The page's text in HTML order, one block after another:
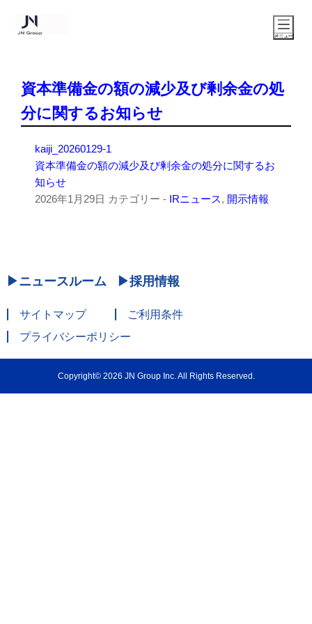
資本準備金の額の減少及び剰余金の処
分に関するお知らせ
kaiji_20260129-1
資本準備金の額の減少及び剰余金の処分に関するお
知らせ
2026年1月29日 カテゴリー - IRニュース, 開示情報
ニュースルーム 採用情報
サイトマップ
ご利用条件
プライバシーポリシー
Copyright© 2026 JN Group Inc. All Rights Reserved.